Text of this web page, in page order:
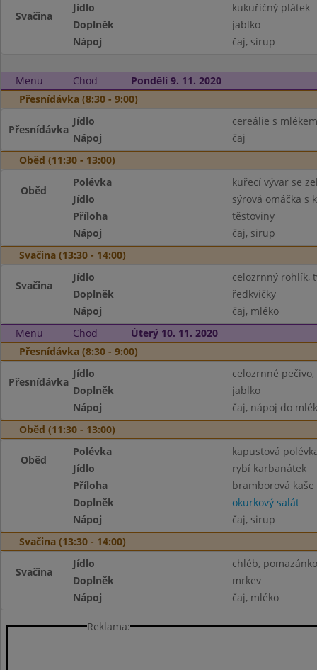
Svačina
Jídlo
kukuřičný plátek
Doplněk
jablko
Nápoj
čaj, sirup
Menu Chod
Pondělí 9. 11. 2020
Přesnídávka (8:30 - 9:00)
Přesnídávka
Jídlo
cereálie s mlékem
Nápoj
čaj
Oběd (11:30 - 13:00)
Oběd
Polévka
kuřecí vývar se
Jídlo
sýrová omáčka s
Příloha
těstoviny
Nápoj
čaj, sirup
Svačina (13:30 - 14:00)
Svačina
Jídlo
celozrnný rohlík,
Doplněk
ředkvičky
Nápoj
čaj, mléko
Menu
Chod
Úterý 10. 11. 2020
Přesnídávka (8:30 - 9:00)
Přesnídávka
Jídlo
celozrnné pečivo,
Doplněk
jablko
Nápoj
čaj, nápoj do
Oběd (11:30 - 13:00)
Oběd
Polévka
kapustová
Jídlo
rybí karbanátek
Příloha
bramborová kaše
Doplněk
okurkový salát
Nápoj
čaj, sirup
Svačina (13:30 - 14:00)
Svačina
Jídlo
chléb,
Doplněk
mrkev
Nápoj
čaj, mléko
Reklama: